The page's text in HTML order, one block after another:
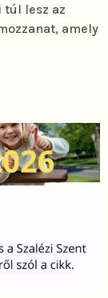
túl lesz az
amely